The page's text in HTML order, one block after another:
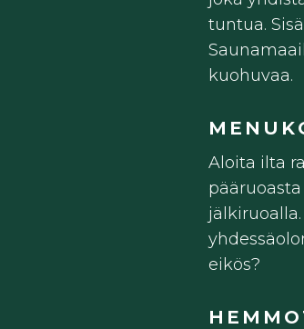
tuntua.
kuohuvaa.
Aloita ilta
eikös?